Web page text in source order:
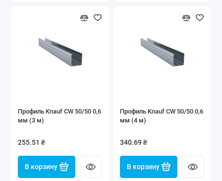
Профиль Knauf CW 50/50 0,6
мм (3 м)
255.51 ₴
В корзину
Профиль Knauf CW 50/50 0,6
мм (4 м)
340.69 ₴
В корзину